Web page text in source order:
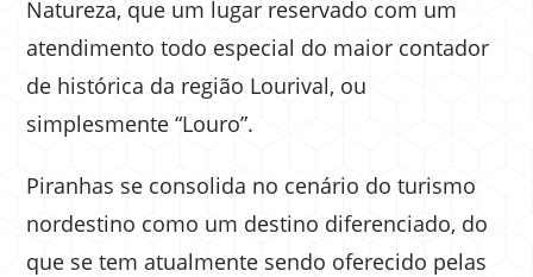
Natureza, que um lugar reservado com um
atendimento todo especial do maior contador
de histórica da região Lourival, ou
simplesmente “Louro”.
Piranhas se consolida no cenário do turismo
nordestino como um destino diferenciado, do
que se tem atualmente sendo oferecido pelas